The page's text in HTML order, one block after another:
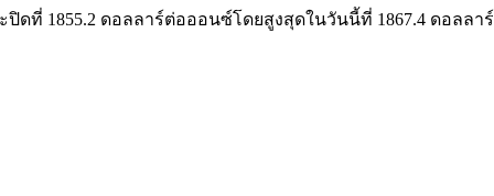
ดที่ 1855.2 ดอลลาร์ต่อออนซ์โดยสูงสุดในวันนี้ที่ 1867.4 ดอลลา